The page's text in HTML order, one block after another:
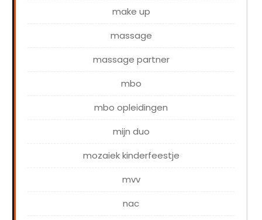
make up
massage
massage partner
mbo
mbo opleidingen
mijn duo
mozaiek kinderfeestje
mvv
nac